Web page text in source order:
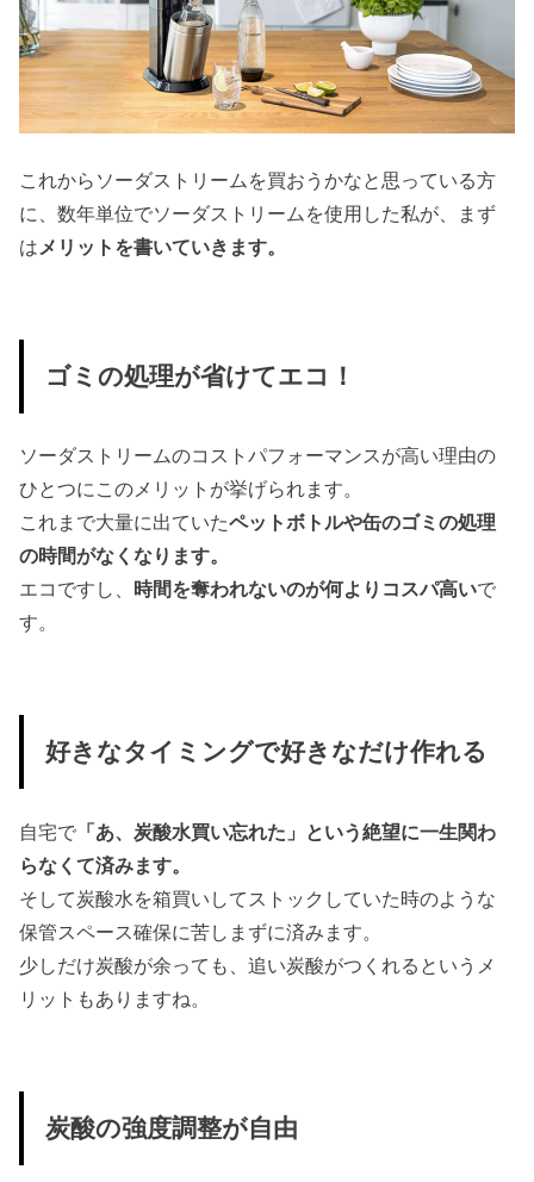
これからソーダストリームを買おうかなと思っている方
に、数年単位でソーダストリームを使用した私が、まず
は メリットを書いていきます。
ゴミの処理が省けてエコ！
ソーダストリームのコストパフォーマンスが高い理由の
ひとつにこのメリットが挙げられます。
これまで大量に出ていたペットボトルや缶のゴミの処理
の時間がなくなります。
エコですし、 時間を奪われないのが何よりコスパ高いで
す。
好きなタイミングで好きなだけ作れる
自宅で 「あ、炭酸水買い忘れた」という絶望に一生関わ
らなくて済みます。
そして炭酸水を箱買いしてストックしていた時のような
保管スペース確保に苦しまずに済みます。
少しだけ炭酸が余っても、追い炭酸がつくれるというメ
リットもありますね。
炭酸の強度調整が自由